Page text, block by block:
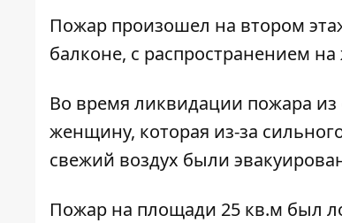
Пожар произошел на втором
балконе, с распространением
Во время ликвидации пожара
женщину, которая из-за
свежий воздух были
Пожар на площади 25 кв.м был